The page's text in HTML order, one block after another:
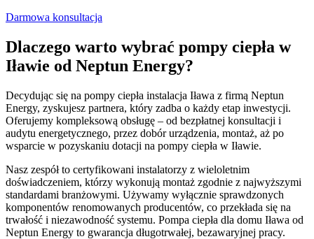
Darmowa konsultacja
Dlaczego warto wybrać pompy ciepła w
Iławie od Neptun Energy?
Decydując się na pompy ciepła instalacja Iława z firmą Neptun
Energy, zyskujesz partnera, który zadba o każdy etap inwestycji.
Oferujemy kompleksową obsługę – od bezpłatnej konsultacji i
audytu energetycznego, przez dobór urządzenia, montaż, aż po
wsparcie w pozyskaniu dotacji na pompy ciepła w Iławie.
Nasz zespół to certyfikowani instalatorzy z wieloletnim
doświadczeniem, którzy wykonują montaż zgodnie z najwyższymi
standardami branżowymi. Używamy wyłącznie sprawdzonych
komponentów renomowanych producentów, co przekłada się na
trwałość i niezawodność systemu. Pompa ciepła dla domu Iława od
Neptun Energy to gwarancja długotrwałej, bezawaryjnej pracy.